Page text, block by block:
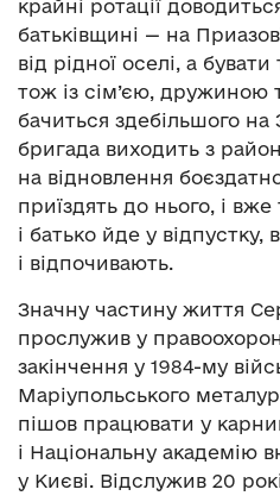
крайні ротації
батьківщині — на
від рідної оселі, а
тож із сім’єю, дружиною
бачиться здебільшого на
бригада виходить з
на відновлення
приїздять до нього, і
і батько йде у відпустку,
і відпочивають.
Значну частину життя
прослужив у
закінчення у 1984-му
Маріупольського
пішов працювати у
і Національну академію
у Києві. Відслужив 20